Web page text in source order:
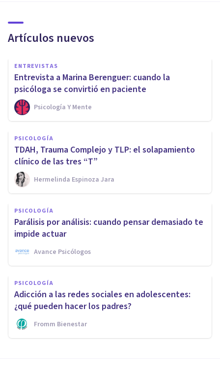
Artículos nuevos
ENTREVISTAS
Entrevista a Marina Berenguer: cuando la
psicóloga se convirtió en paciente
Psicología Y Mente
PSICOLOGÍA
TDAH, Trauma Complejo y TLP: el solapamiento
clínico de las tres “T”
Hermelinda Espinoza Jara
PSICOLOGÍA
Parálisis por análisis: cuando pensar demasiado te
impide actuar
Avance Psicólogos
PSICOLOGÍA
Adicción a las redes sociales en adolescentes:
¿qué pueden hacer los padres?
Fromm Bienestar